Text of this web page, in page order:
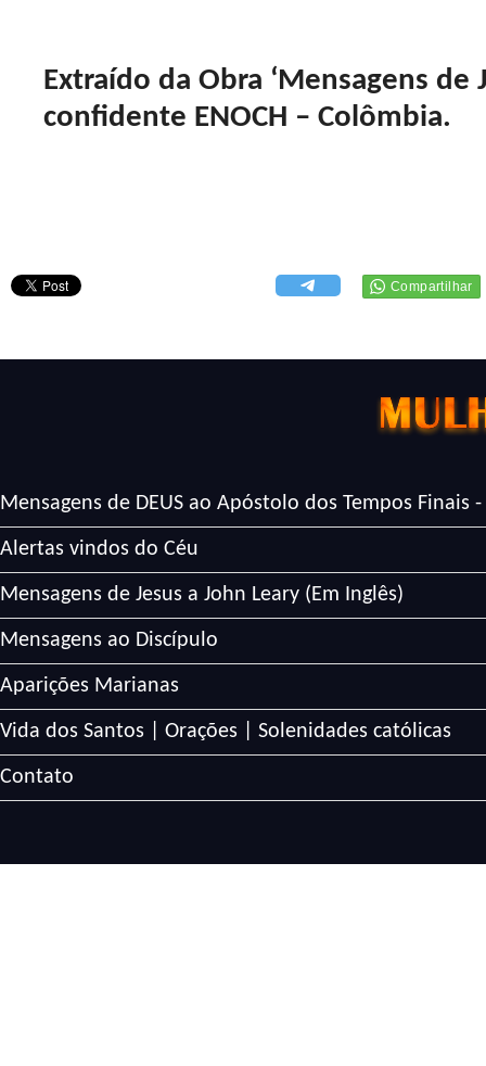
Extraído da Obra ‘Mensagens de
confidente ENOCH – Colômbia.
Mensagens de DEUS ao Apóstolo dos Tempos Finais -
Alertas vindos do Céu
Mensagens de Jesus a John Leary (Em Inglês)
Mensagens ao Discípulo
Aparições Marianas
Vida dos Santos | Orações | Solenidades católicas
Contato